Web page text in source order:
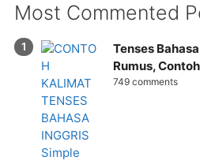
Most Commented
Tenses
Rumus,
749 comments